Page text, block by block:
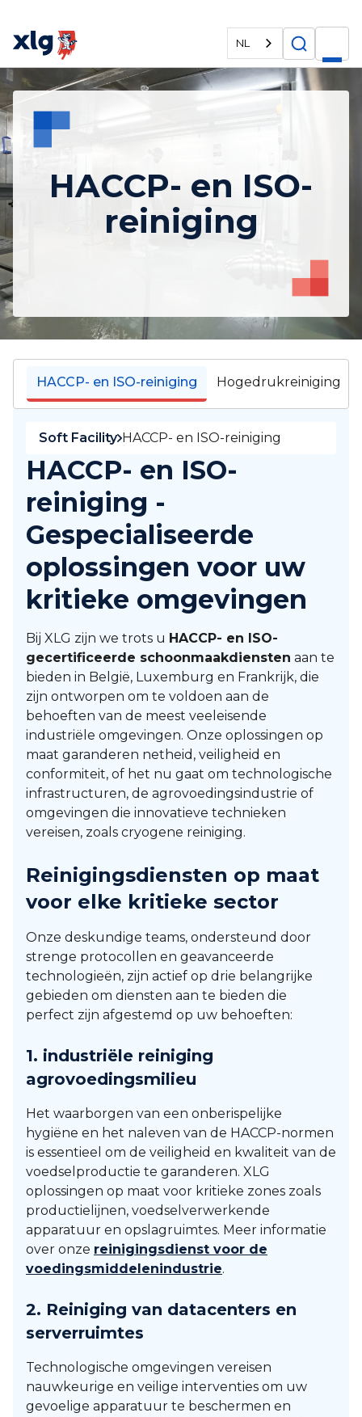
NL
HACCP- en ISO-
reiniging
Hogedrukreiniging
HACCP- en ISO-reiniging
Soft Facility HACCP- en ISO-reiniging
HACCP- en ISO-
reiniging -
Gespecialiseerde
oplossingen voor uw
kritieke omgevingen
Bij XLG zijn we trots u HACCP- en ISO-
gecertificeerde schoonmaakdiensten aan te
bieden in België, Luxemburg en Frankrijk, die
zijn ontworpen om te voldoen aan de
behoeften van de meest veeleisende
industriële omgevingen. Onze oplossingen op
maat garanderen netheid, veiligheid en
conformiteit, of het nu gaat om technologische
infrastructuren, de agrovoedingsindustrie of
omgevingen die innovatieve technieken
vereisen, zoals cryogene reiniging.
Reinigingsdiensten op maat
voor elke kritieke sector
Onze deskundige teams, ondersteund door
strenge protocollen en geavanceerde
technologieën, zijn actief op drie belangrijke
gebieden om diensten aan te bieden die
perfect zijn afgestemd op uw behoeften:
1. industriële reiniging
agrovoedingsmilieu
Het waarborgen van een onberispelijke
hygiëne en het naleven van de HACCP-normen
is essentieel om de veiligheid en kwaliteit van de
voedselproductie te garanderen. XLG
oplossingen op maat voor kritieke zones zoals
productielijnen, voedselverwerkende
apparatuur en opslagruimtes. Meer informatie
over onze reinigingsdienst voor de
voedingsmiddelenindustrie.
2. Reiniging van datacenters en
serverruimtes
Technologische omgevingen vereisen
nauwkeurige en veilige interventies om uw
gevoelige apparatuur te beschermen en